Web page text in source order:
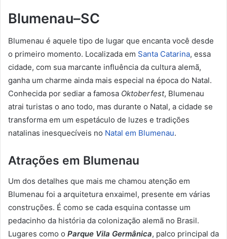
Blumenau–SC
Blumenau é aquele tipo de lugar que encanta você desde
o primeiro momento. Localizada em Santa Catarina, essa
cidade, com sua marcante influência da cultura alemã,
ganha um charme ainda mais especial na época do Natal.
Conhecida por sediar a famosa Oktoberfest, Blumenau
atrai turistas o ano todo, mas durante o Natal, a cidade se
transforma em um espetáculo de luzes e tradições
natalinas inesquecíveis no Natal em Blumenau.
Atrações em Blumenau
Um dos detalhes que mais me chamou atenção em
Blumenau foi a arquitetura enxaimel, presente em várias
construções. É como se cada esquina contasse um
pedacinho da história da colonização alemã no Brasil.
Lugares como o Parque Vila Germânica, palco principal da